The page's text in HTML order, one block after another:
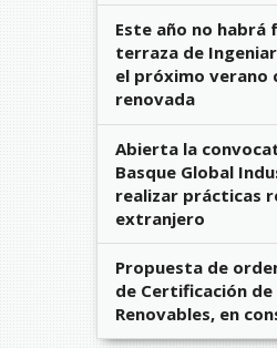
Este año no habrá
terraza de
el próximo verano
renovada
Abierta la
Basque Global
realizar prácticas
extranjero
Propuesta de
de Certificación
Renovables, en